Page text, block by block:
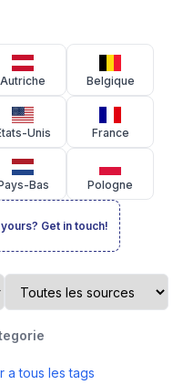
Autriche Belgique
Unis France
Bas Pologne
Get in touch!
a tous les tags